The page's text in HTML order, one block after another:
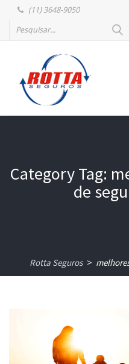
(11) 3648-9050
Category Tag:
de
Rotta Seguros >